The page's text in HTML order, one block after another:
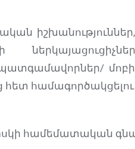
հետ
համեմատական